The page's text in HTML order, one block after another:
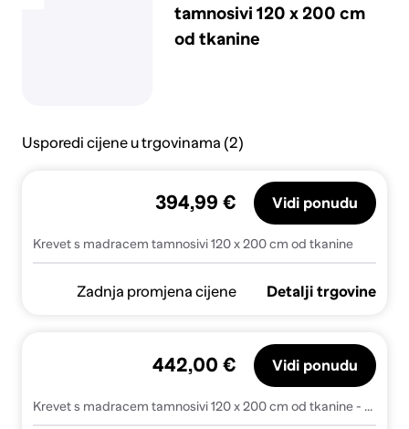
tamnosivi 120 x 200 cm
od tkanine
Usporedi cijene u trgovinama (2)
Krevet s madracem tamnosivi 120 x 200 cm od tkanine
394,99 € Vidi ponudu
Zadnja promjena cijene Detalji trgovine
Krevet s madracem tamnosivi 120 x 200 cm od tkanine - Tamno siva 120 x 200 cm
442,00 € Vidi ponudu